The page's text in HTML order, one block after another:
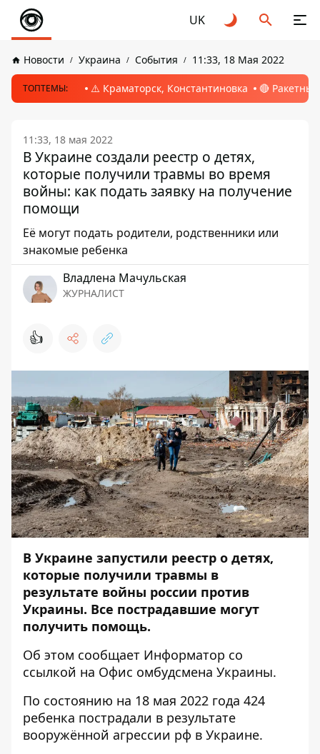
UK
Новости Украина События 11:33, 18 Мая 2022
ТОПТЕМЫ: ⚠️ Краматорск, Константиновка 🔴
11:33, 18 мая 2022
В Украине создали реестр о детях,
которые получили травмы во время
войны: как подать заявку на получение
помощи
Её могут подать родители, родственники или
знакомые ребенка
Владлена Мачульская
ЖУРНАЛИСТ
👍
В Украине запустили реестр о детях,
которые получили травмы в
результате войны россии против
Украины. Все пострадавшие могут
получить помощь.
Об этом сообщает Информатор со
ссылкой на Офис омбудсмена Украины.
По состоянию на 18 мая 2022 года 424
ребенка пострадали в результате
вооружённой агрессии рф в Украине.